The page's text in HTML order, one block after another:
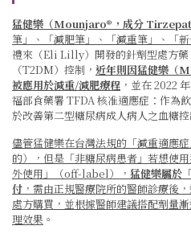
猛健樂（Mounjaro®，成分
筆 」、「減肥筆」、「減重筆」、「新
禮來（Eli Lilly）開發的針劑型處方藥
（T2DM）控制， 近年則因猛健樂（
被應用於減重/減肥療程 ，並在 2022
福部食藥署 TFDA 核准適應症：作為
於改善第二型糖尿病成人病人之血糖控
儘管猛健樂在台灣法規的「減重適應
的），但是「非糖尿病患者」若想使
外使用」（off-label）， 猛健樂屬於
付 ，需由正規醫療院所的醫師診療後
處方購買，並根據醫師建議搭配劑量
理效果 。